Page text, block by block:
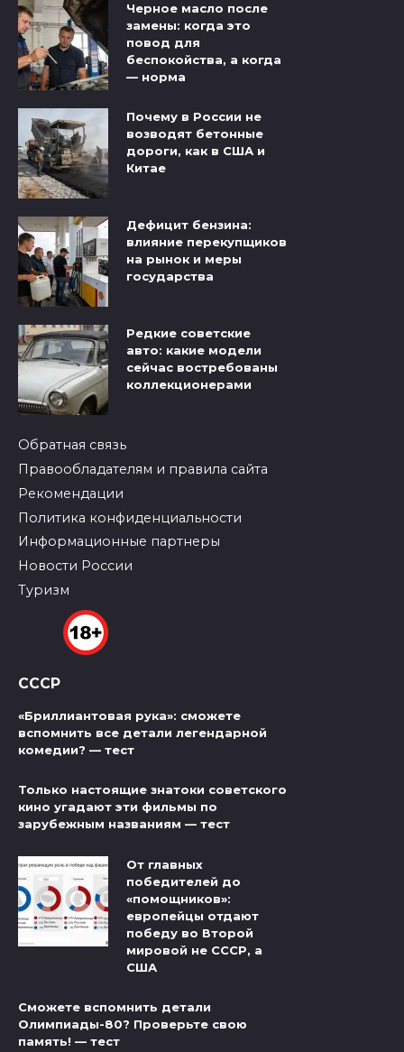
Черное масло после
замены: когда это
повод для
беспокойства, а когда
— норма
Почему в России не
возводят бетонные
дороги, как в США и
Китае
Дефицит бензина:
влияние перекупщиков
на рынок и меры
государства
Редкие советские
авто: какие модели
сейчас востребованы
коллекционерами
Обратная связь
Правообладателям и правила сайта
Рекомендации
Политика конфиденциальности
Информационные партнеры
Новости России
Туризм
СССР
«Бриллиантовая рука»: сможете
вспомнить все детали легендарной
комедии? — тест
Только настоящие знатоки советского
кино угадают эти фильмы по
зарубежным названиям — тест
От главных
победителей до
«помощников»:
европейцы отдают
победу во Второй
мировой не СССР, а
США
Сможете вспомнить детали
Олимпиады-80? Проверьте свою
память! — тест